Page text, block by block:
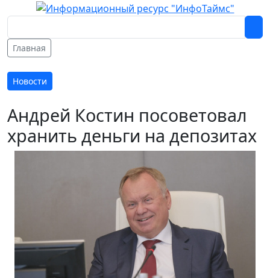
Главная
Новости
Андрей Костин посоветовал
хранить деньги на депозитах